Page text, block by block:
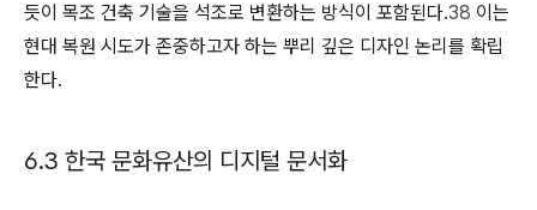
듯이 목조 건축 기술을 석조로 변환하는 방식이 포함된다.38 이는
현대 복원 시도가 존중하고자 하는 뿌리 깊은 디자인 논리를 확립
한다.
6.3 한국 문화유산의 디지털 문서화